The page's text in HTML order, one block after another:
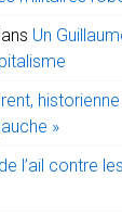
Un
»
l’ail contre